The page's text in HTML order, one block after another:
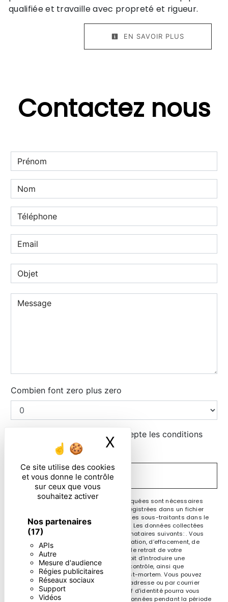
Ce site utilise des cookies
et vous donne le contrôle
sur ceux que vous
souhaitez activer
Nos partenaires
(17)
APIs
Autre
Mesure d'audience
Régies publicitaires
Réseaux sociaux
Support
Vidéos
X Masquer le
qualifiée et travaille avec propreté et rigueur.
EN SAVOIR PLUS
Contactez nous
Combien font zero plus zero
En cochant cette case, j'accepte les conditions
particulières ci-dessous **
ENVOYER
** Les données personnelles communiquées sont nécessaires
aux fins de vous contacter et sont enregistrées dans un fichier
informatisé. Elles sont destinées à et ses sous-traitants dans le
seul but de répondre à votre message. Les données collectées
seront communiquées aux seuls destinataires suivants: . Vous
disposez de droits d’accès, de rectification, d’effacement, de
portabilité, de limitation, d’opposition, de retrait de votre
consentement à tout moment et du droit d’introduire une
réclamation auprès d’une autorité de contrôle, ainsi que
d’organiser le sort de vos données post-mortem. Vous pouvez
exercer ces droits par voie postale à l'adresse ou par courrier
électronique à l'adresse . Un justificatif d'identité pourra vous
être demandé. Nous conservons vos données pendant la période